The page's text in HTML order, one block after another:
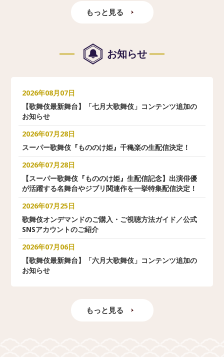
もっと見る
お知らせ
2026年08月07日
【歌舞伎最新舞台】「七月大歌舞伎」コンテンツ追加の
お知らせ
2026年07月28日
スーパー歌舞伎『もののけ姫』千穐楽の生配信決定！
2026年07月28日
【スーパー歌舞伎『もののけ姫』生配信記念】出演俳優
が活躍する名舞台やジブリ関連作を一挙特集配信決定！
2026年07月25日
歌舞伎オンデマンドのご購入・ご視聴方法ガイド／公式
SNSアカウントのご紹介
2026年07月06日
【歌舞伎最新舞台】「六月大歌舞伎」コンテンツ追加の
お知らせ
もっと見る